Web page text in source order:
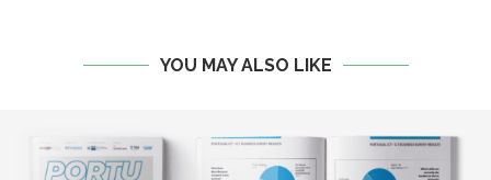
YOU MAY ALSO LIKE